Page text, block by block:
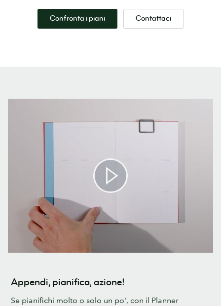
Confronta i piani Contattaci
Appendi, pianifica, azione!
Se pianifichi molto o solo un po', con il Planner